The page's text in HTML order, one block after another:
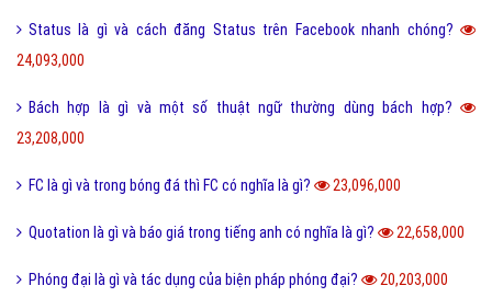
Status là gì và cách đăng Status trên Facebook nhanh chóng?
24,093,000
Bách hợp là gì và một số thuật ngữ thường dùng bách hợp?
23,208,000
FC là gì và trong bóng đá thì FC có nghĩa là gì? 23,096,000
Quotation là gì và báo giá trong tiếng anh có nghĩa là gì? 22,658,000
Phóng đại là gì và tác dụng của biện pháp phóng đại? 20,203,000